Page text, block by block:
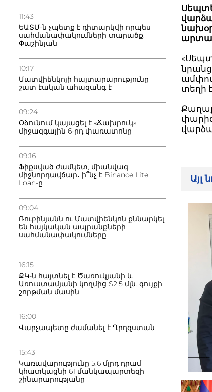
11:43
ԵԱՏՄ-ն չպետք է դիտարկվի որպես
սահմանափակումների տարածք.
Փաշինյան
10:17
Մատվիենկոյի հայտարարությունը
շատ էական ահազանգ է
09:24
Օձունում կայացել է «Ճախրուկ»
միջազգային 6-րդ փառատոնը
09:16
Ֆիքսված ժամկետ, միանվագ
միջնորդավճար․ ի՞նչ է Binance Lite
Loan-ը
09:04
Ռուբինյանն ու Մատվիենկոն քննարկել
են հայկական ապրանքների
սահմանափակումները
16:15
ՔԿ-ն հայտնել է Ծառուկյանի և
Առուստամյանի կողմից $2.5 մլն. գույքի
շորթման մասին
16:00
Վարչապետը ժամանել է Ղրղզստան
15:43
Կառավարությունը 5.6 մլրդ դրամ
կհատկացնի 61 մանկապարտեզի
շինարարությանը
տեղի
Այլ